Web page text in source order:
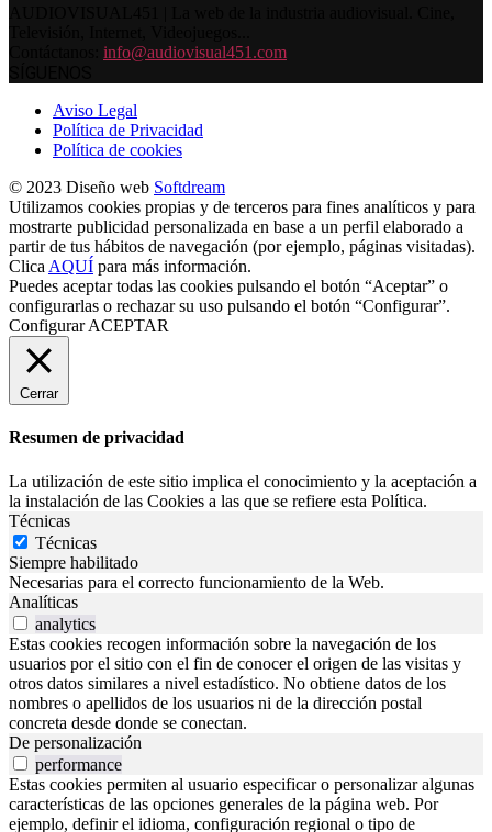
info@audiovisual451.com
Aviso Legal
Política de Privacidad
Política de cookies
© 2023 Diseño web Softdream
Utilizamos cookies propias y de terceros para fines analíticos y para
mostrarte publicidad personalizada en base a un perfil elaborado a
partir de tus hábitos de navegación (por ejemplo, páginas visitadas).
Clica AQUÍ para más información.
Puedes aceptar todas las cookies pulsando el botón “Aceptar” o
configurarlas o rechazar su uso pulsando el botón “Configurar”.
Configurar ACEPTAR
Cerrar
Resumen de privacidad
La utilización de este sitio implica el conocimiento y la aceptación a
la instalación de las Cookies a las que se refiere esta Política.
Técnicas
Técnicas
Siempre habilitado
Necesarias para el correcto funcionamiento de la Web.
Analíticas
analytics
Estas cookies recogen información sobre la navegación de los
usuarios por el sitio con el fin de conocer el origen de las visitas y
otros datos similares a nivel estadístico. No obtiene datos de los
nombres o apellidos de los usuarios ni de la dirección postal
concreta desde donde se conectan.
De personalización
performance
Estas cookies permiten al usuario especificar o personalizar algunas
características de las opciones generales de la página web. Por
ejemplo, definir el idioma, configuración regional o tipo de